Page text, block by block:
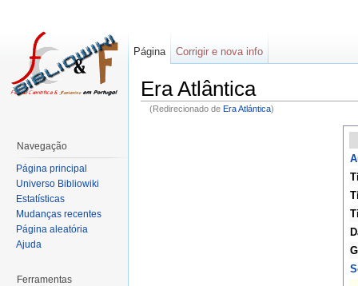
Era Atlântica
(Redirecionado de Era Atlántica)
Página Corrigir e nova info
Navegação
Página principal
Universo Bibliowiki
Estatísticas
Mudanças recentes
Página aleatória
Ajuda
Ferramentas